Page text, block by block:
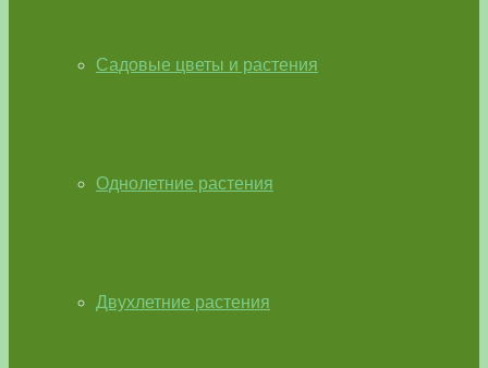
Садовые цветы и растения
Однолетние растения
Двухлетние растения